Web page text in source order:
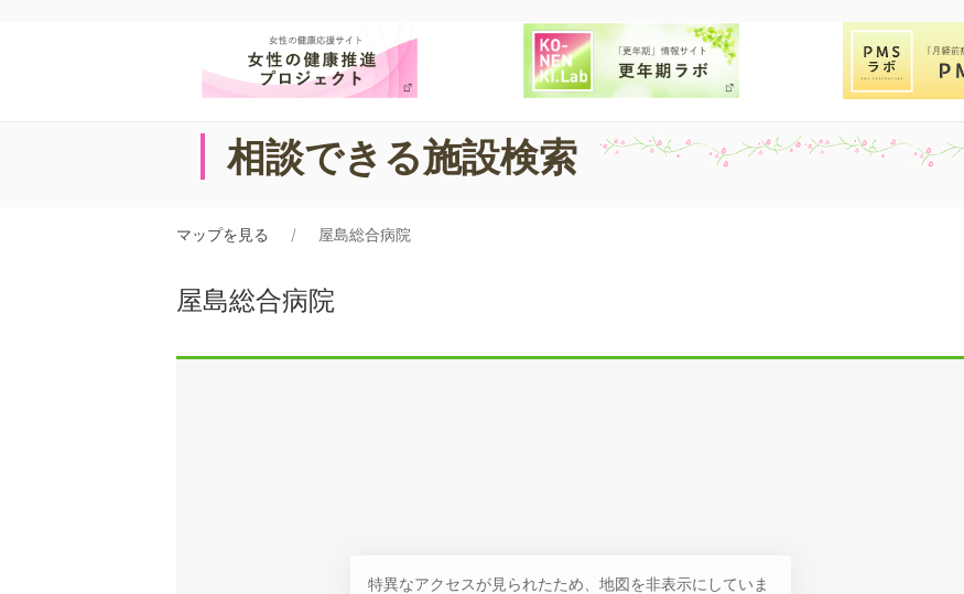
相談できる施設検索
マップを見る 屋島総合病院
屋島総合病院
特異なアクセスが見られたため、地図を非表示にしていま